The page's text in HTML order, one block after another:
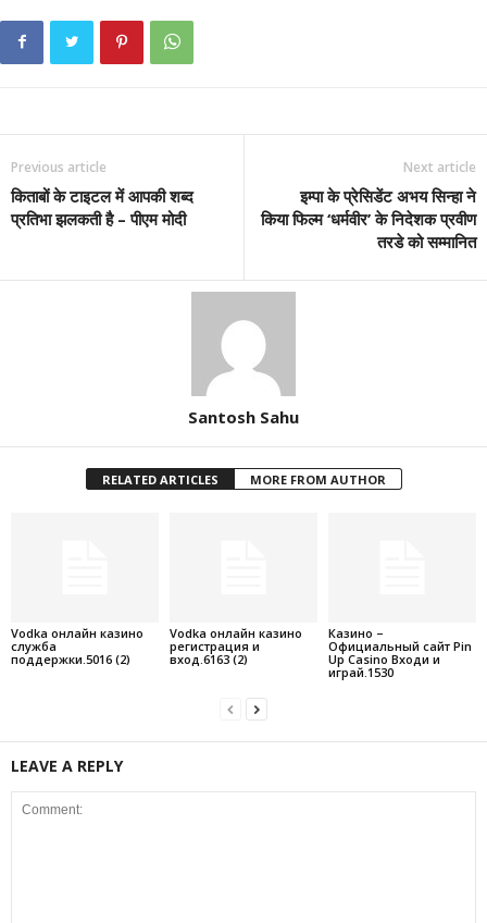
Previous article
किताबों के टाइटल में आपकी शब्द
प्रतिभा झलकती है – पीएम मोदी
Next article
इम्पा के प्रेसिडेंट अभय सिन्हा ने
किया फिल्म ‘धर्मवीर’ के निदेशक प्रवीण
तरडे को सम्मानित
Santosh Sahu
RELATED ARTICLES MORE FROM AUTHOR
Vodka онлайн казино
служба
поддержки.5016 (2)
Vodka онлайн казино
регистрация и
вход.6163 (2)
Казино –
Официальный сайт Pin
Up Casino Входи и
играй.1530
LEAVE A REPLY